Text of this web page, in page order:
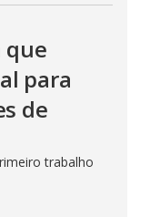
que
para
de
trabalho